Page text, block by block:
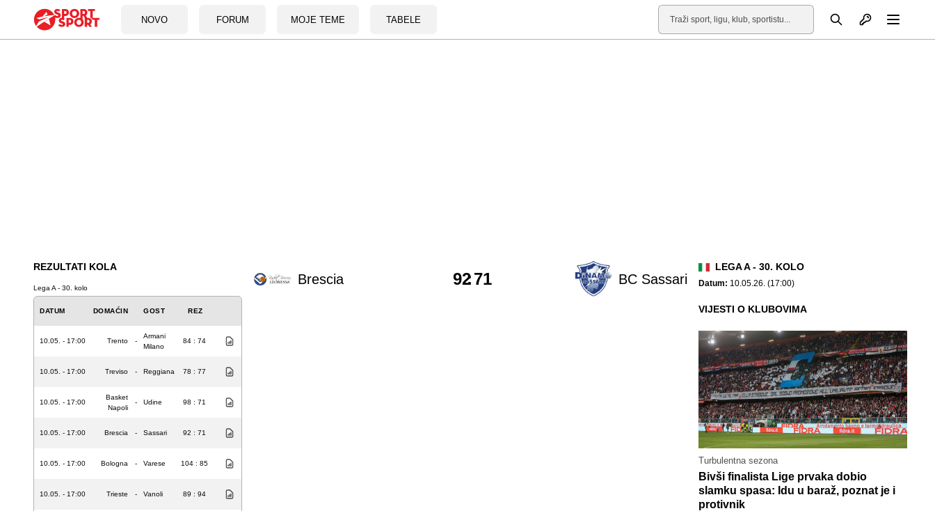
NOVO FORUM MOJE TEME TABELE
Pretraga Otvori profil
REZULTATI KOLA
Lega A - 30. kolo
DATUM DOMAĆIN GOST REZ
10.05. - 17:00 Trento -
Armani
Milano
84 : 74
10.05. - 17:00 Treviso - Reggiana 78 : 77
10.05. - 17:00
Basket
Napoli
- Udine 98 : 71
10.05. - 17:00 Brescia - Sassari 92 : 71
10.05. - 17:00 Bologna - Varese 104 : 85
10.05. - 17:00 Trieste - Vanoli 89 : 94
Brescia BC Sassari
92
:71
LEGA A - 30. KOLO
Datum: 10.05.26. (17:00)
VIJESTI O KLUBOVIMA
Turbulentna sezona
Bivši finalista Lige prvaka dobio
slamku spasa: Idu u baraž, poznat je i
protivnik